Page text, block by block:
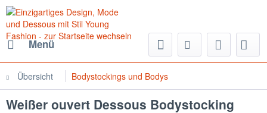
Menü
Übersicht Bodystockings und Bodys
Weißer ouvert Dessous Bodystocking